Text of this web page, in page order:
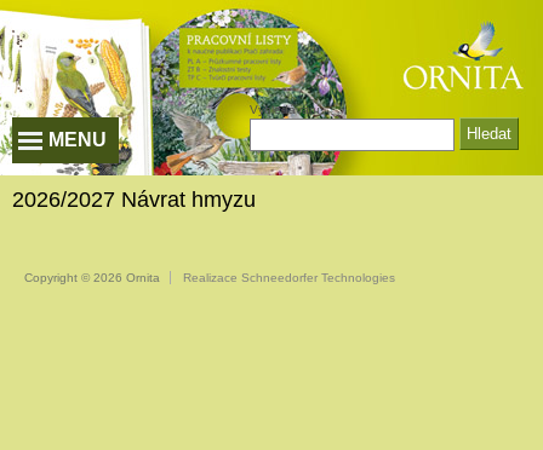
Vyhledávání
MENU
2026/2027 Návrat hmyzu
Copyright © 2026 Ornita Realizace Schneedorfer Technologies